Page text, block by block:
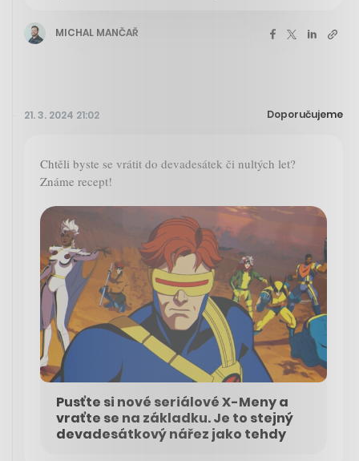
MICHAL MANČAŘ
21. 3. 2024 21:02 Doporučujeme
Chtěli byste se vrátit do devadesátek či nultých let?
Známe recept!
Pusťte si nové seriálové X-Meny a
vraťte se na základku. Je to stejný
devadesátkový nářez jako tehdy